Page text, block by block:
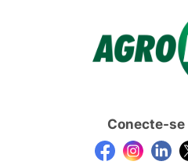
Conecte-se